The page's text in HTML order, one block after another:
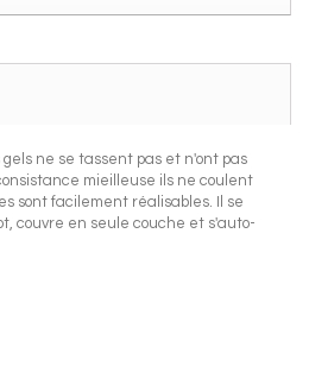
ne se tassent pas et n'ont pas
mieilleuse ils ne coulent
sont facilement réalisables. Il se
couvre en seule couche et s'auto-